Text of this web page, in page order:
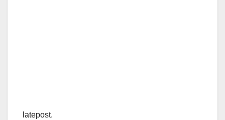
latepost.